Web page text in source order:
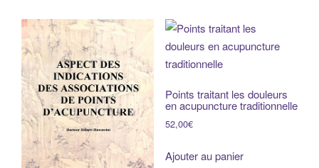
Points traitant les douleurs
en acupuncture traditionnelle
52,00€
Ajouter au panier